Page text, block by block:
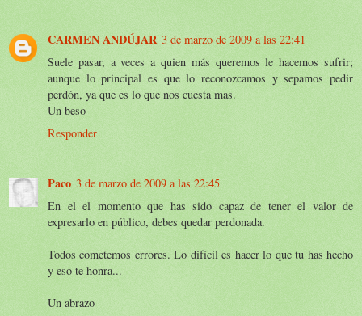
CARMEN ANDÚJAR 3 de marzo de 2009 a las 22:41
Suele pasar, a veces a quien más queremos le hacemos sufrir;
aunque lo principal es que lo reconozcamos y sepamos pedir
perdón, ya que es lo que nos cuesta mas.
Un beso
Responder
Paco 3 de marzo de 2009 a las 22:45
En el el momento que has sido capaz de tener el valor de
expresarlo en público, debes quedar perdonada.
Todos cometemos errores. Lo difícil es hacer lo que tu has hecho
y eso te honra...
Un abrazo